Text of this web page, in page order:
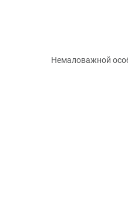
Немаловажной